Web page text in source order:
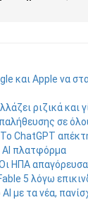
και Apple να
ριζικά και
σε
ChatGPT
AI πλατφόρμα
ΗΠΑ
5 λόγω
με τα νέα,